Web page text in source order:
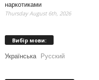
наркотиками
Thursday August 6th, 2026
Вибір мови:
Українська Русский